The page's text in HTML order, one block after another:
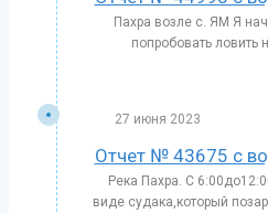
Пахра возле с. ЯМ Я
попробовать ловить
27 июня 2023
Отчет № 43675 с
Река Пахра. С
виде судака,который